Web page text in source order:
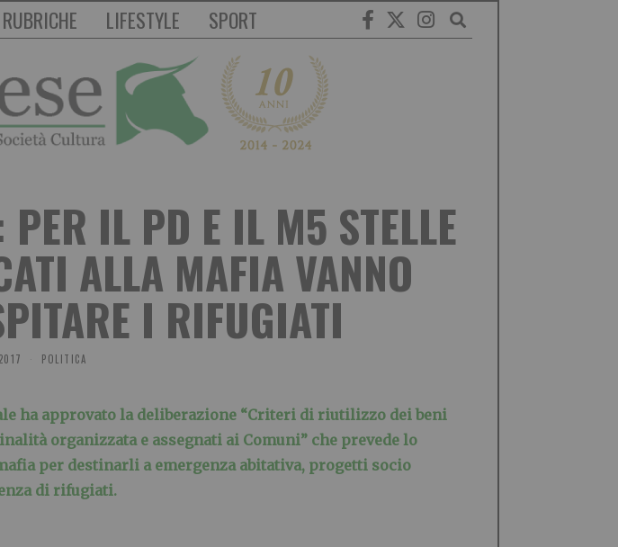
RUBRICHE LIFESTYLE SPORT
IL PD E IL M5 STELLE
ALLA MAFIA VANNO
I RIFUGIATI
POLITICA
ha approvato la deliberazione “Criteri di riutilizzo dei beni
organizzata e assegnati ai Comuni” che prevede lo
per destinarli a emergenza abitativa, progetti socio
di rifugiati.